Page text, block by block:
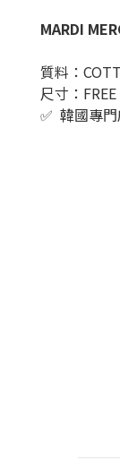
MARDI
質料：
尺寸：
✅ 韓國專